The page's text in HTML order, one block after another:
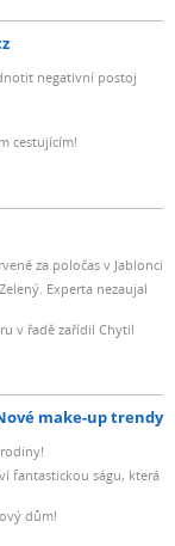
negativní postoj
cestujícím!
za poločas v Jablonci
Experta nezaujal
v řadě zařídil Chytil
make-up trendy
fantastickou ságu, která
dům!